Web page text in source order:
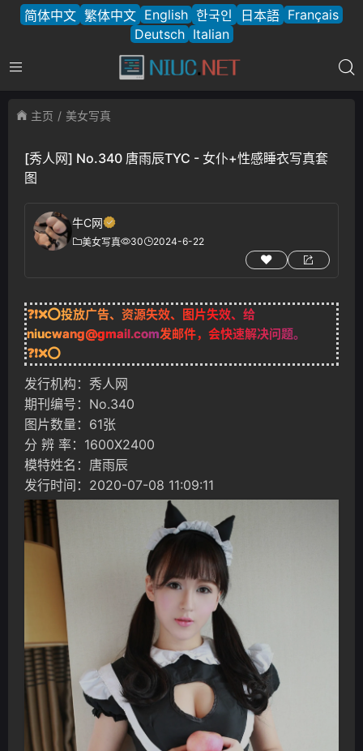
简体中文 繁体中文 English 한국인 日本語 Français
Deutsch Italian
主页 美女写真
[秀人网] No.340 唐雨辰TYC - 女仆+性感睡衣写真套
图
牛C网
美女写真 30 2024-6-22
❓❗❌⭕投放广告、资源失效、图片失效、给
niucwang@gmail.com发邮件，会快速解决问题。
❓❗❌⭕
发行机构：秀人网
期刊编号：No.340
图片数量：61张
分 辨 率：1600X2400
模特姓名：唐雨辰
发行时间：2020-07-08 11:09:11